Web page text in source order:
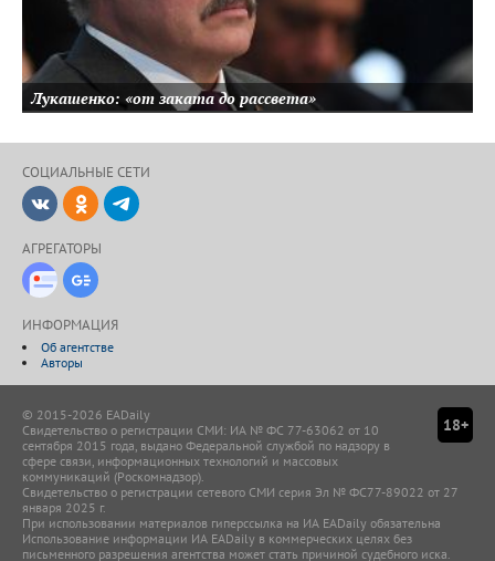
Лукашенко: «от заката до рассвета»
СОЦИАЛЬНЫЕ CЕТИ
ВКонтактеОдноклассники
АГРЕГАТОРЫ
Новости Дзен
ИНФОРМАЦИЯ
Об агентстве
Авторы
18+
© 2015-2026 EADaily
Свидетельство о регистрации СМИ: ИА № ФС 77-63062 от 10
сентября 2015 года, выдано Федеральной службой по надзору в
сфере связи, информационных технологий и массовых
коммуникаций (Роскомнадзор).
Свидетельство о регистрации сетевого СМИ серия Эл № ФС77-89022 от 27
января 2025 г.
При использовании материалов гиперссылка на ИА EADaily обязательна
Использование информации ИА EADaily в коммерческих целях без
письменного разрешения агентства может стать причиной судебного иска.